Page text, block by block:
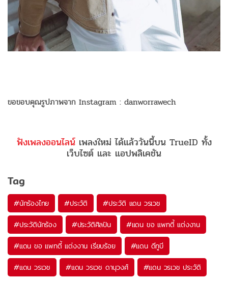
ขอขอบคุณรูปภาพจาก Instagram : danworrawech
ฟังเพลงออนไลน์เพลงใหม่ ได้แล้ววันนี้บน TrueID ทั้ง
เว็บไซต์ และ แอปพลิเคชัน
Tag
#นักร้องไทย #ประวัติ #ประวัติ แดน วรเวช
#ประวัตินักร้อง #ประวัติศิลปิน #แดน ขอ แพทตี้ แต่งงาน
#แดน ขอ แพทตี้ แต่งงาน เรียบร้อย #แดน ดีทูบี
#แดน วรเวช #แดน วรเวช ดานุวงศ์ #แดน วรเวช ประวัติ